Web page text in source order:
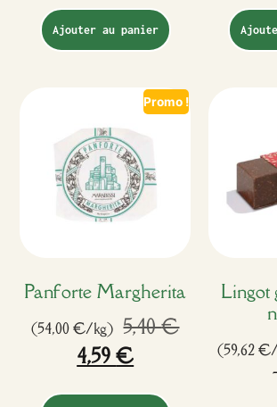
Ajouter au panier
Promo !
Panforte Margherita
(54,00 €/kg) 5,40€
4,59€
Lingot
(59,62